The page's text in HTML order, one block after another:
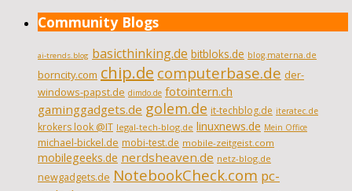
Community Blogs
ai-trends.blog basicthinking.de bitbloks.de blog.materna.de
borncity.com chip.de computerbase.de der-
windows-papst.de dimdo.de fotointern.ch
gaminggadgets.de golem.de it-techblog.de iteratec.de
krokers look @IT legal-tech-blog.de linuxnews.de Mein Office
michael-bickel.de mobi-test.de mobile-zeitgeist.com
mobilegeeks.de nerdsheaven.de netz-blog.de
newgadgets.de NotebookCheck.com pc-